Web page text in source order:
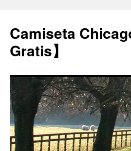
Camiseta
Gratis】